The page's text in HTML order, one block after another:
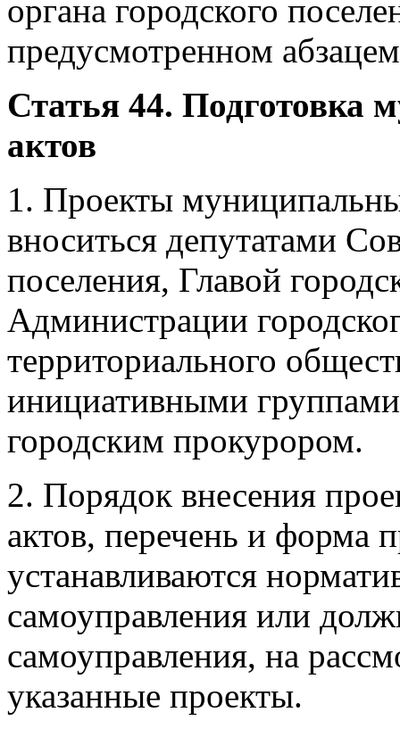
органа городского
предусмотренном
Статья 44. Подготовка
актов
1. Проекты
вноситься депутатами
поселения, Главой
Администрации
территориального
инициативными
городским прокурором.
2. Порядок внесения
актов, перечень и форма
устанавливаются
самоуправления или
самоуправления, на
указанные проекты.